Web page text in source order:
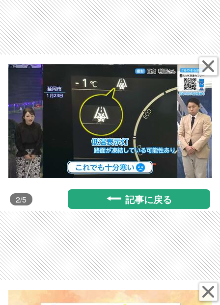
2/5 記事に戻る